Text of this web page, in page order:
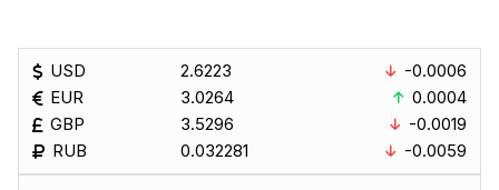
USD
EUR
GBP
RUB
2.6223
3.0264
3.5296
0.032281
-0.0006
0.0004
-0.0019
-0.0059